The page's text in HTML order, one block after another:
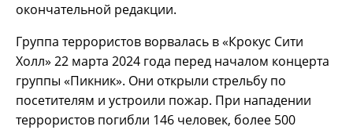
окончательной редакции.
Группа террористов ворвалась в «Крокус Сити
Холл» 22 марта 2024 года перед началом концерта
группы «Пикник». Они открыли стрельбу по
посетителям и устроили пожар. При нападении
террористов погибли 146 человек, более 500